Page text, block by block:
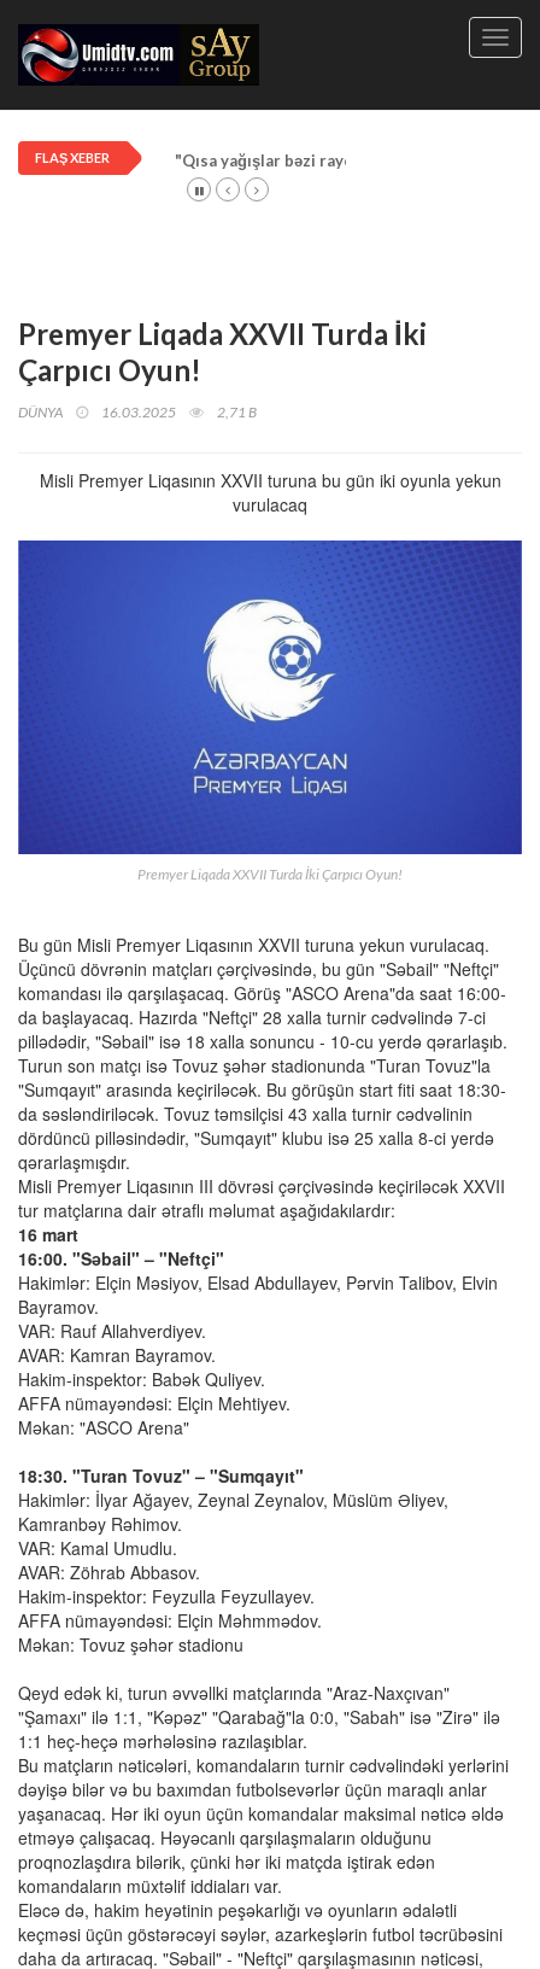
FLAŞ XEBER "Qısa yağışlar bəzi rayonlarda davam edir"
Premyer Liqada XXVII Turda İki
Çarpıcı Oyun!
DÜNYA 16.03.2025 2,71 B
Misli Premyer Liqasının XXVII turuna bu gün iki oyunla yekun
vurulacaq
Premyer Liqada XXVII Turda İki Çarpıcı Oyun!
Bu gün Misli Premyer Liqasının XXVII turuna yekun vurulacaq.
Üçüncü dövrənin matçları çərçivəsində, bu gün "Səbail" "Neftçi"
komandası ilə qarşılaşacaq. Görüş "ASCO Arena"da saat 16:00-
da başlayacaq. Hazırda "Neftçi" 28 xalla turnir cədvəlində 7-ci
pillədədir, "Səbail" isə 18 xalla sonuncu - 10-cu yerdə qərarlaşıb.
Turun son matçı isə Tovuz şəhər stadionunda "Turan Tovuz"la
"Sumqayıt" arasında keçiriləcək. Bu görüşün start fiti saat 18:30-
da səsləndiriləcək. Tovuz təmsilçisi 43 xalla turnir cədvəlinin
dördüncü pilləsindədir, "Sumqayıt" klubu isə 25 xalla 8-ci yerdə
qərarlaşmışdır.
Misli Premyer Liqasının III dövrəsi çərçivəsində keçiriləcək XXVII
tur matçlarına dair ətraflı məlumat aşağıdakılardır:
16 mart
16:00. "Səbail" – "Neftçi"
Hakimlər: Elçin Məsiyov, Elsad Abdullayev, Pərvin Talibov, Elvin
Bayramov.
VAR: Rauf Allahverdiyev.
AVAR: Kamran Bayramov.
Hakim-inspektor: Babək Quliyev.
AFFA nümayəndəsi: Elçin Mehtiyev.
Məkan: "ASCO Arena"
18:30. "Turan Tovuz" – "Sumqayıt"
Hakimlər: İlyar Ağayev, Zeynal Zeynalov, Müslüm Əliyev,
Kamranbəy Rəhimov.
VAR: Kamal Umudlu.
AVAR: Zöhrab Abbasov.
Hakim-inspektor: Feyzulla Feyzullayev.
AFFA nümayəndəsi: Elçin Məhmmədov.
Məkan: Tovuz şəhər stadionu
Qeyd edək ki, turun əvvəllki matçlarında "Araz-Naxçıvan"
"Şamaxı" ilə 1:1, "Kəpəz" "Qarabağ"la 0:0, "Sabah" isə "Zirə" ilə
1:1 heç-heçə mərhələsinə razılaşıblar.
Bu matçların nəticələri, komandaların turnir cədvəlindəki yerlərini
dəyişə bilər və bu baxımdan futbolsevərlər üçün maraqlı anlar
yaşanacaq. Hər iki oyun üçün komandalar maksimal nəticə əldə
etməyə çalışacaq. Həyəcanlı qarşılaşmaların olduğunu
proqnozlaşdıra bilərik, çünki hər iki matçda iştirak edən
komandaların müxtəlif iddiaları var.
Eləcə də, hakim heyətinin peşəkarlığı və oyunların ədalətli
keçməsi üçün göstərəcəyi səylər, azarkeşlərin futbol təcrübəsini
daha da artıracaq. "Səbail" - "Neftçi" qarşılaşmasının nəticəsi,